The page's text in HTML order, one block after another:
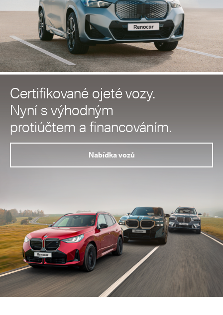
Certifikované ojeté vozy.
Nyní s výhodným
protiúčtem a financováním.
Nabídka vozů